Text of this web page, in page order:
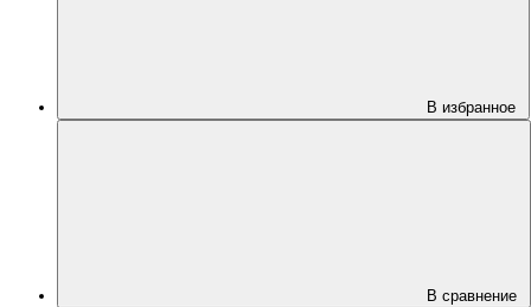
В избранное
В сравнение